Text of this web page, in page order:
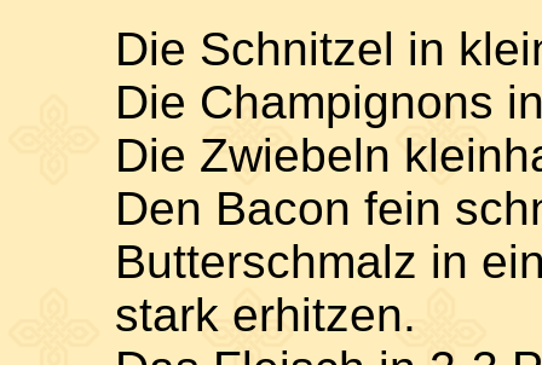
Die Schnitzel in
Die Champignons
Die Zwiebeln
Den Bacon fein
Butterschmalz in
stark erhitzen.